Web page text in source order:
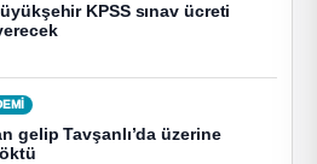
KPSS sınav ücreti
gelip Tavşanlı’da üzerine